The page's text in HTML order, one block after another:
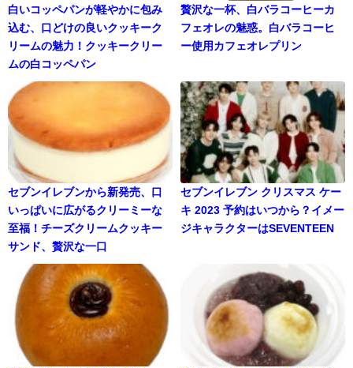
白いコッペパンが軽やかに包み
込む、口どけの良いクッキーク
リームの魅力！クッキークリー
ムの白コッペパン
贅沢な一杯、白バラコーヒーカ
フェオレの魅惑。白バラコーヒ
ー使用カフェオレプリン
セブンイレブンから新発売、口
いっぱいに広がるクリーミーな
至福！チーズクリームクッキー
サンド、贅沢な一口
セブンイレブン クリスマス ケー
キ 2023 予約はいつから？イメー
ジキャラクターはSEVENTEEN